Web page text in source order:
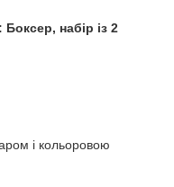
Боксер, набір із 2
і кольоровою